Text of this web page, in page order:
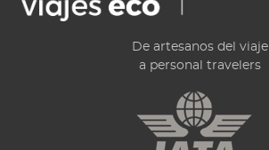
De artesanos del viaje
a personal travelers